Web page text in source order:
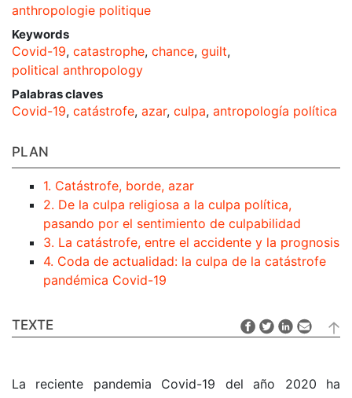
anthropologie politique
Keywords
Covid-19, catastrophe, chance, guilt,
political anthropology
Palabras claves
Covid-19, catástrofe, azar, culpa, antropología política
PLAN
1. Catástrofe, borde, azar
2. De la culpa religiosa a la culpa política,
pasando por el sentimiento de culpabilidad
3. La catástrofe, entre el accidente y la prognosis
4. Coda de actualidad: la culpa de la catástrofe
pandémica Covid-19
TEXTE
La reciente pandemia Covid-19 del año 2020 ha